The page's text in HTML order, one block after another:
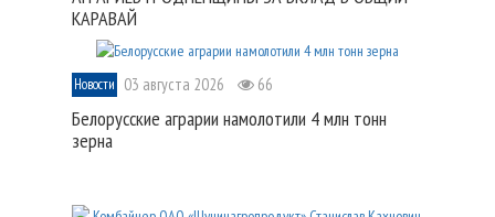
КАРАВАЙ
Новости 03 августа 2026 66
Белорусские аграрии намолотили 4 млн тонн
зерна